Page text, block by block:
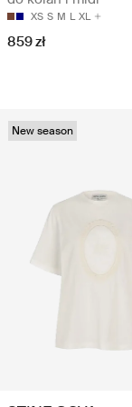
XS S M L XL
859 zł
New season